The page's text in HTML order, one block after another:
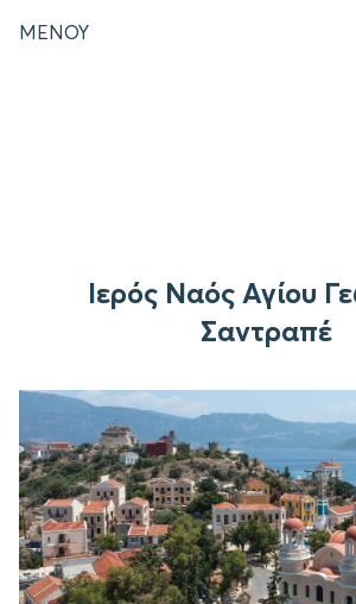
ΜΕΝΟΥ
Ιερός Ναός Αγίου
Σαντραπέ